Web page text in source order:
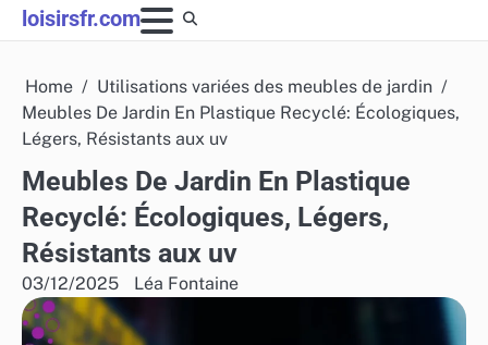
Skip
to
loisirsfr.com
Home
Utilisations variées des meubles de jardin
Meubles De Jardin En Plastique Recyclé: Écologiques,
Légers, Résistants aux uv
Meubles De Jardin En Plastique
Recyclé: Écologiques, Légers,
Résistants aux uv
03/12/2025 Léa Fontaine